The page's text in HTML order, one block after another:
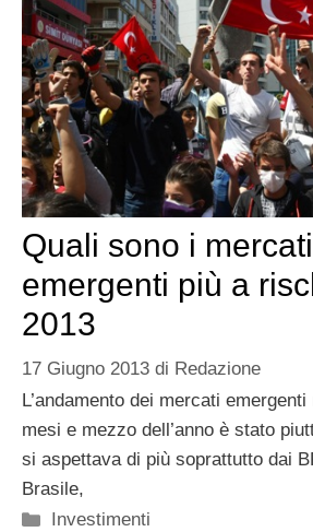
Quali sono i mercati
emergenti più a
2013
17 Giugno 2013 di Redazione
L’andamento dei mercati
mesi e mezzo dell’anno è stato
si aspettava di più soprattutto dai
Brasile,
Categorie
Investimenti